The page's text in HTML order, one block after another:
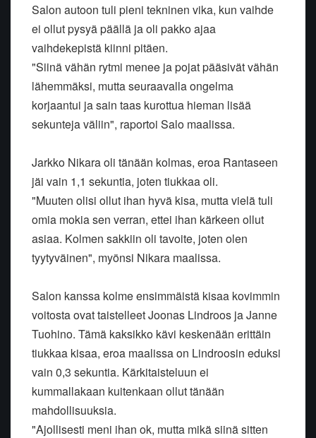
Salon autoon tuli pieni tekninen vika, kun vaihde
ei ollut pysyä päällä ja oli pakko ajaa
vaihdekepistä kiinni pitäen.
"Siinä vähän rytmi menee ja pojat pääsivät vähän
lähemmäksi, mutta seuraavalla ongelma
korjaantui ja sain taas kurottua hieman lisää
sekunteja väliin", raportoi Salo maalissa.
Jarkko Nikara oli tänään kolmas, eroa Rantaseen
jäi vain 1,1 sekuntia, joten tiukkaa oli.
"Muuten olisi ollut ihan hyvä kisa, mutta vielä tuli
omia mokia sen verran, ettei ihan kärkeen ollut
asiaa. Kolmen sakkiin oli tavoite, joten olen
tyytyväinen", myönsi Nikara maalissa.
Salon kanssa kolme ensimmäistä kisaa kovimmin
voitosta ovat taistelleet Joonas Lindroos ja Janne
Tuohino. Tämä kaksikko kävi keskenään erittäin
tiukkaa kisaa, eroa maalissa on Lindroosin eduksi
vain 0,3 sekuntia. Kärkitaisteluun ei
kummallakaan kuitenkaan ollut tänään
mahdollisuuksia.
"Ajollisesti meni ihan ok, mutta mikä siinä sitten